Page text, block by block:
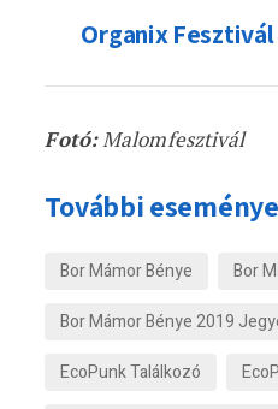
Organix
Fotó:Malomfesztivál
További
Bor Mámor Bénye
Bor
Bor Mámor Bénye 2019
EcoPunk Találkozó